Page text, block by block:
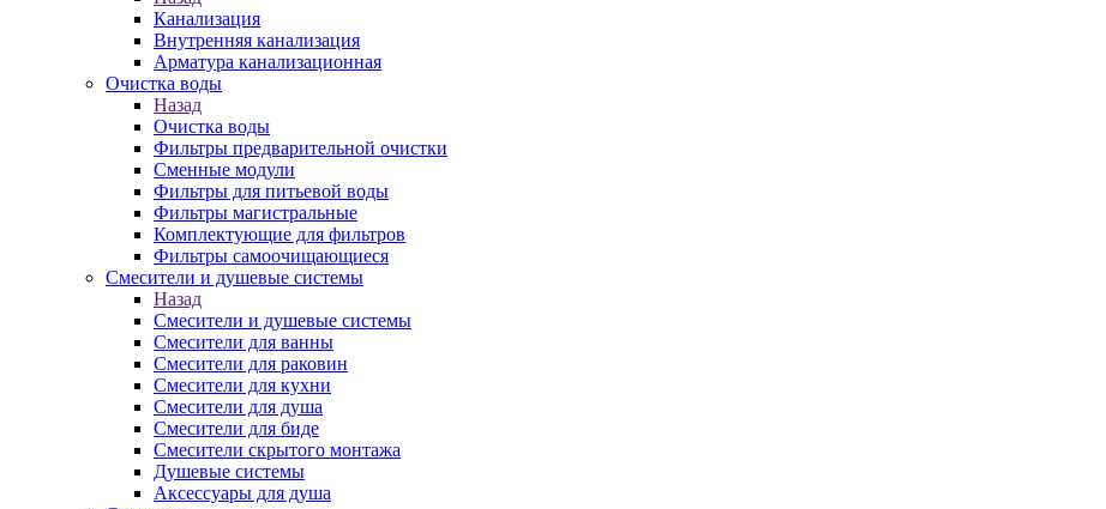
Канализация
Внутренняя канализация
Арматура канализационная
Очистка воды
Назад
Очистка воды
Фильтры предварительной очистки
Сменные модули
Фильтры для питьевой воды
Фильтры магистральные
Комплектующие для фильтров
Фильтры самоочищающиеся
Смесители и душевые системы
Назад
Смесители и душевые системы
Смесители для ванны
Смесители для раковин
Смесители для кухни
Смесители для душа
Смесители для биде
Смесители скрытого монтажа
Душевые системы
Аксессуары для душа